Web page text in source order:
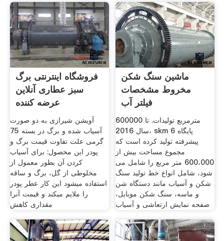
فروشگاه اینترنتی برگ
سبز عطاری آنلاین
عرضه کننده
آویشن شیرازی به دو صورت
آسیاب شده و برگ در بسته 75
گرمی علت تفاوت قیمت برگ و
پودر این محصول: برای آسیاب
کردن آن بطور معمول از
مخلوطی از گل، برگ و ساقه
استفاده میشود این کار عطر پودر
را ملایم میکند و قیمت آنرا
مقداری کاهش
ماشین سنگ شکن
مخروط مشخصات
فیلتر آب
600000 مترمربع تولیدات. تا
سال 2016، skm 6 پایگاه
پیشرفته تولید کرده است که
مجموع مساحت بیش از
600،000 متر مربع را شامل می
شود، شامل انواع خط تولید سنگ
شکن و آسیاب مانند دستگاه شن
و ماسه، سنگ شکن موبایل،
صفحه نمایش ارتعاشی و آسیاب